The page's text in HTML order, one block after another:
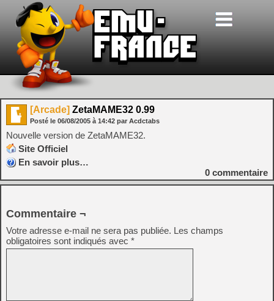
[Arcade] ZetaMAME32 0.99
Posté le 06/08/2005 à 14:42 par Acdctabs
Nouvelle version de ZetaMAME32.
Site Officiel
En savoir plus…
0 commentaire
Commentaire ¬
Votre adresse e-mail ne sera pas publiée. Les champs
obligatoires sont indiqués avec *